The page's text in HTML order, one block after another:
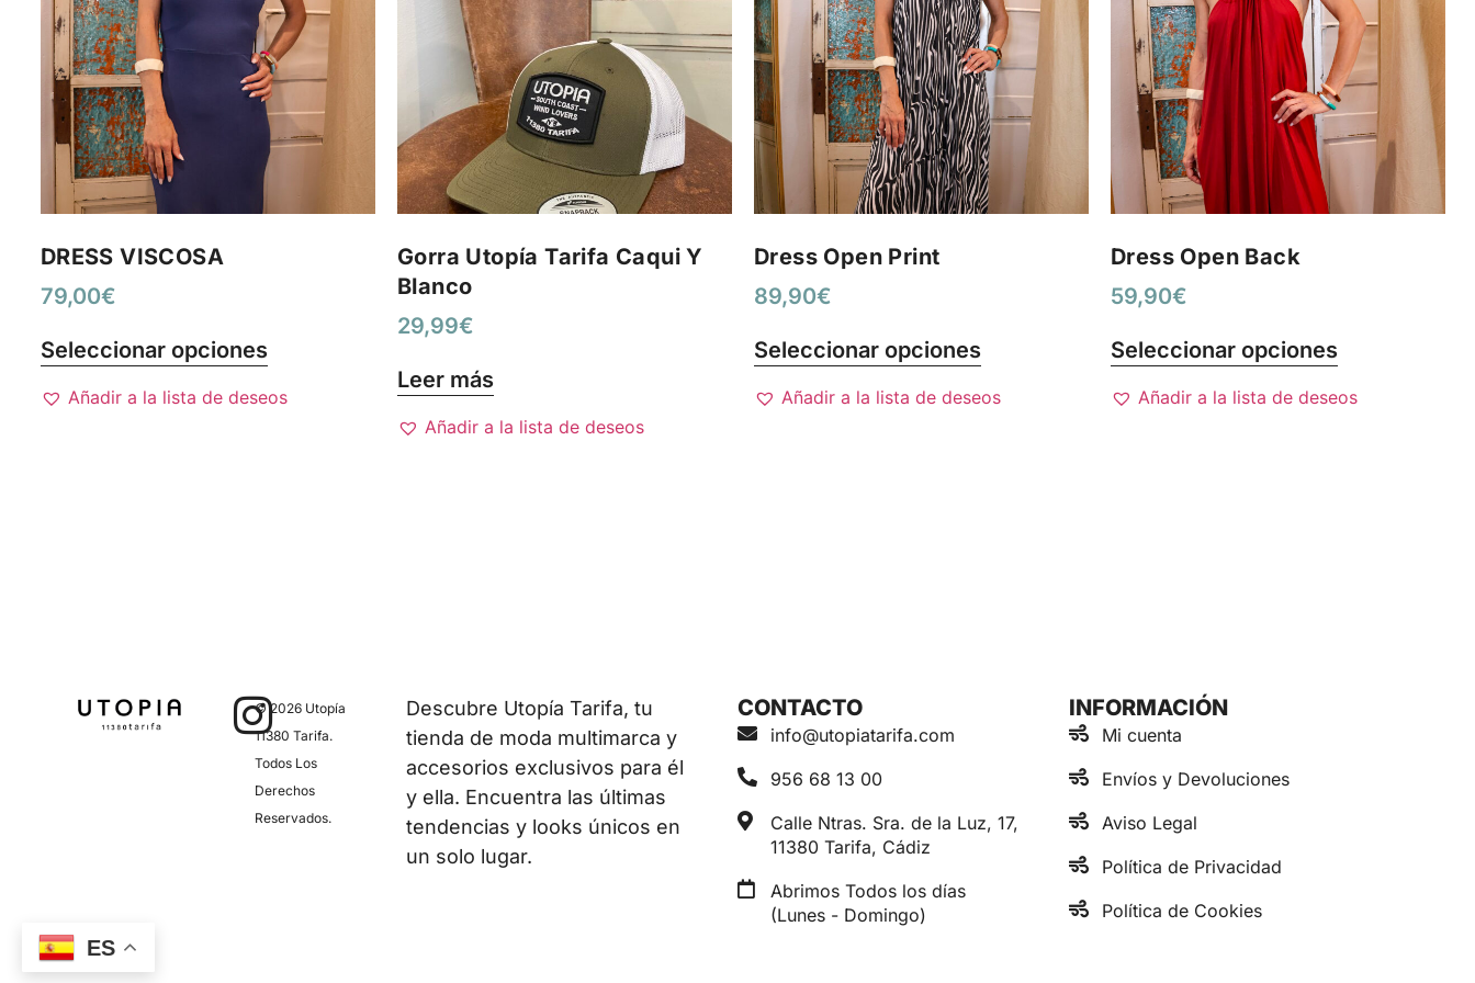
DRESS VISCOSA
79,00€
Seleccionar opciones
Añadir a la lista de deseos
Gorra Utopía Tarifa Caqui Y
Blanco
29,99€
Leer más
Añadir a la lista de deseos
Dress Open Print
89,90€
Seleccionar opciones
Añadir a la lista de deseos
Dress Open Back
59,90€
Seleccionar opciones
Añadir a la lista de deseos
© 2026 Utopía
11380 Tarifa.
Todos Los
Derechos
Reservados.
Descubre Utopía Tarifa, tu
tienda de moda multimarca y
accesorios exclusivos para él
y ella. Encuentra las últimas
tendencias y looks únicos en
un solo lugar.
CONTACTO
info@utopiatarifa.com
956 68 13 00
Calle Ntras. Sra. de la Luz, 17,
11380 Tarifa, Cádiz
Abrimos Todos los días
(Lunes - Domingo)
INFORMACIÓN
Mi cuenta
Envíos y Devoluciones
Aviso Legal
Política de Privacidad
Política de Cookies
ES